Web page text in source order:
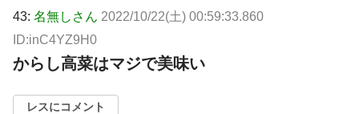
43: 名無しさん 2022/10/22(土) 00:59:33.860
ID:inC4YZ9H0
からし高菜はマジで美味い
レスにコメント